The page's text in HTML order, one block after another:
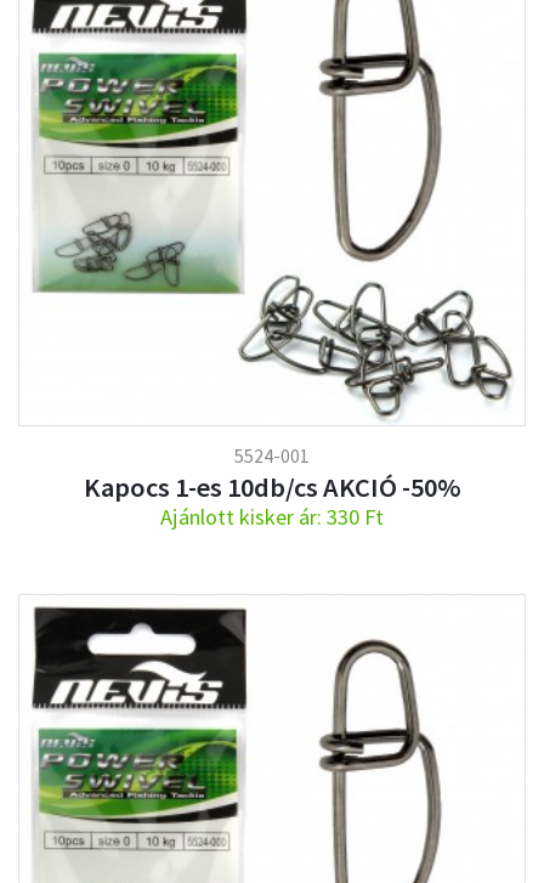
5524-001
Kapocs 1-es 10db/cs AKCIÓ -50%
Ajánlott kisker ár: 330 Ft